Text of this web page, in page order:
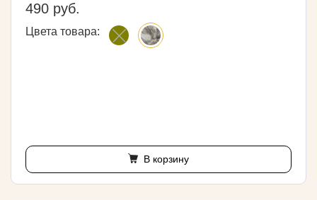
490 руб.
Цвета товара:
В корзину